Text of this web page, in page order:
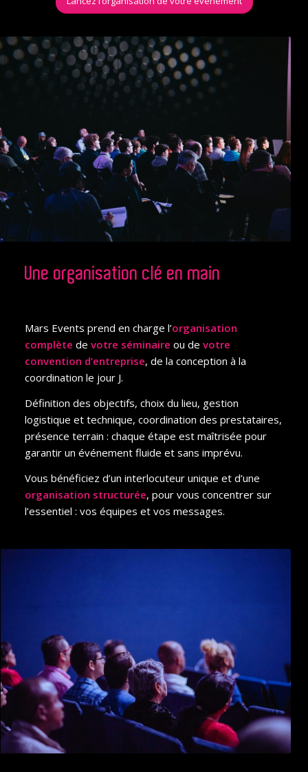
Une organisation clé en main
Mars Events prend en charge l’organisation
complète de votre séminaire ou de votre
convention d’entreprise, de la conception à la
coordination le jour J.
Définition des objectifs, choix du lieu, gestion
logistique et technique, coordination des prestataires,
présence terrain : chaque étape est maîtrisée pour
garantir un événement fluide et sans imprévu.
Vous bénéficiez d’un interlocuteur unique et d’une
organisation structurée, pour vous concentrer sur
l’essentiel : vos équipes et vos messages.